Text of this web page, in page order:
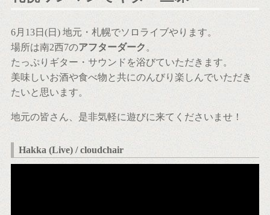
6月13日(日) 地元・札幌でソロライブやります。
場所は南2西7のアフターダーク 。
たっぷりギター・サウンドを浴びていただきます。
美味しいお酒や食べ物と共にのんびり楽しんでいただき
たいと思います。
地元の皆さん、是非気軽に遊びに来てくださいませ！
Hakka (Live) / cloudchair